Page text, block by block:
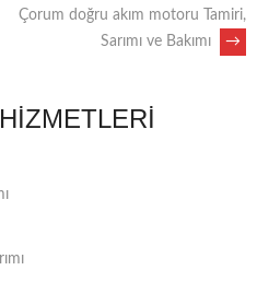
Çorum doğru akım motoru Tamiri,
Sarımı ve Bakımı
→